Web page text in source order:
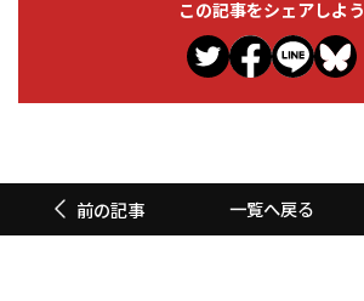
この記事をシェアしよう
前の記事 一覧へ戻る